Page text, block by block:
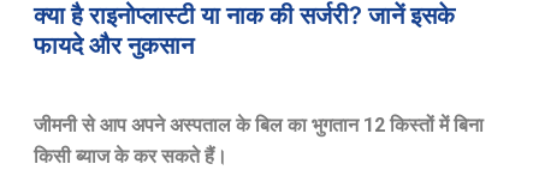
क्या है राइनोप्लास्टी या नाक की सर्जरी? जानें इसके
फायदे और नुकसान
जीमनी से आप अपने अस्पताल के बिल का भुगतान 12 किस्तों में बिना
किसी ब्याज के कर सकते हैं।